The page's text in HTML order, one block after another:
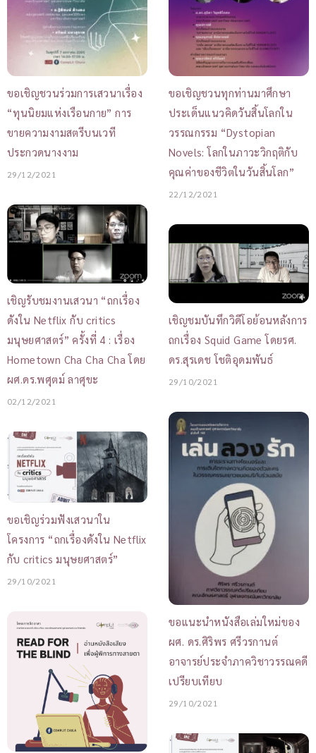
ขอเชิญชวนร่วมการเสวนาเรื่อง
“ทุนนิยมแห่งเรือนกาย” การ
ขายความงามสตรีบนเวที
ประกวดนางงาม
29/12/2021
ขอเชิญชวนทุกท่านมาศึกษา
ประเด็นแนวคิดวันสิ้นโลกใน
วรรณกรรม “Dystopian
Novels: โลกในภาวะวิกฤติกับ
คุณค่าของชีวิตในวันสิ้นโลก”
22/12/2021
เชิญรับชมงานเสวนา “ถกเรื่อง
ดังใน Netflix กับ critics
มนุษยศาสตร์” ครั้งที่ 4 : เรื่อง
Hometown Cha Cha Cha โดย
ผศ.ดร.พศุตม์ ลาศุขะ
02/12/2021
เชิญชมบันทึกวิดีโอย้อนหลังการ
ถกเรื่อง Squid Game โดยรศ.
ดร.สุรเดช โชติอุดมพันธ์
29/10/2021
ขอเชิญร่วมฟังเสวนาใน
โครงการ “ถกเรื่องดังใน Netflix
กับ critics มนุษยศาสตร์”
29/10/2021
ขอแนะนำหนังสือเล่มใหม่ของ
ผศ. ดร.ศิริพร ศรีวรกานต์
อาจารย์ประจำภาควิชาวรรณคดี
เปรียบเทียบ
29/10/2021